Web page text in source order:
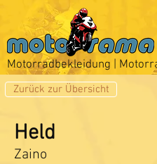
Motorradbekleidung |
Zurück zur Übersicht
Held
Zaino